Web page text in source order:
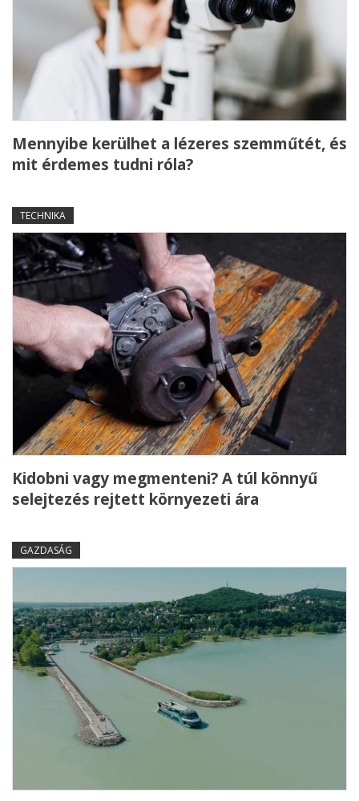
Mennyibe kerülhet a lézeres szemműtét, és
mit érdemes tudni róla?
TECHNIKA
Kidobni vagy megmenteni? A túl könnyű
selejtezés rejtett környezeti ára
GAZDASÁG